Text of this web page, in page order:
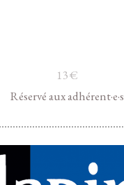
13€
Réservé aux adhérent·e·s